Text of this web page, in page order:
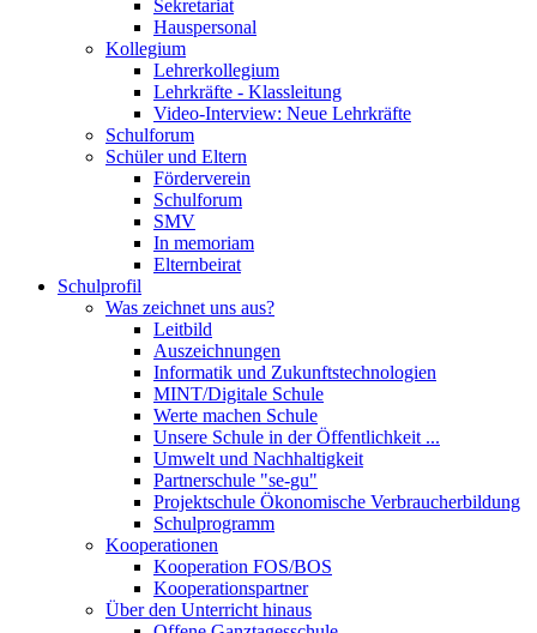
Sekretariat
Hauspersonal
Kollegium
Lehrerkollegium
Lehrkräfte - Klassleitung
Video-Interview: Neue Lehrkräfte
Schulforum
Schüler und Eltern
Förderverein
Schulforum
SMV
In memoriam
Elternbeirat
Schulprofil
Was zeichnet uns aus?
Leitbild
Auszeichnungen
Informatik und Zukunftstechnologien
MINT/Digitale Schule
Werte machen Schule
Unsere Schule in der Öffentlichkeit ...
Umwelt und Nachhaltigkeit
Partnerschule "se-gu"
Projektschule Ökonomische Verbraucherbildung
Schulprogramm
Kooperationen
Kooperation FOS/BOS
Kooperationspartner
Über den Unterricht hinaus